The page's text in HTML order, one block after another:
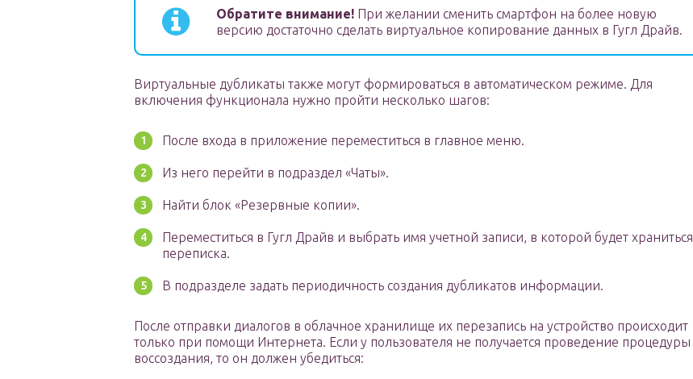
Обратите внимание! При желании сменить смартфон на более новую
версию достаточно сделать виртуальное копирование данных в Гугл Драйв.
Виртуальные дубликаты также могут формироваться в автоматическом режиме. Для
включения функционала нужно пройти несколько шагов:
После входа в приложение переместиться в главное меню.
Из него перейти в подраздел «Чаты».
Найти блок «Резервные копии».
Переместиться в Гугл Драйв и выбрать имя учетной записи, в которой будет храниться
переписка.
В подразделе задать периодичность создания дубликатов информации.
После отправки диалогов в облачное хранилище их перезапись на устройство происходит
только при помощи Интернета. Если у пользователя не получается проведение процедуры
воссоздания, то он должен убедиться: